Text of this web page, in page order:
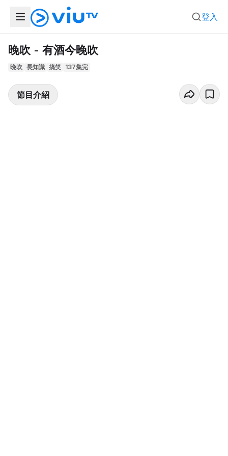
登入
晚吹 - 有酒今晚吹
晚吹 長知識 搞笑 137集完
節目介紹